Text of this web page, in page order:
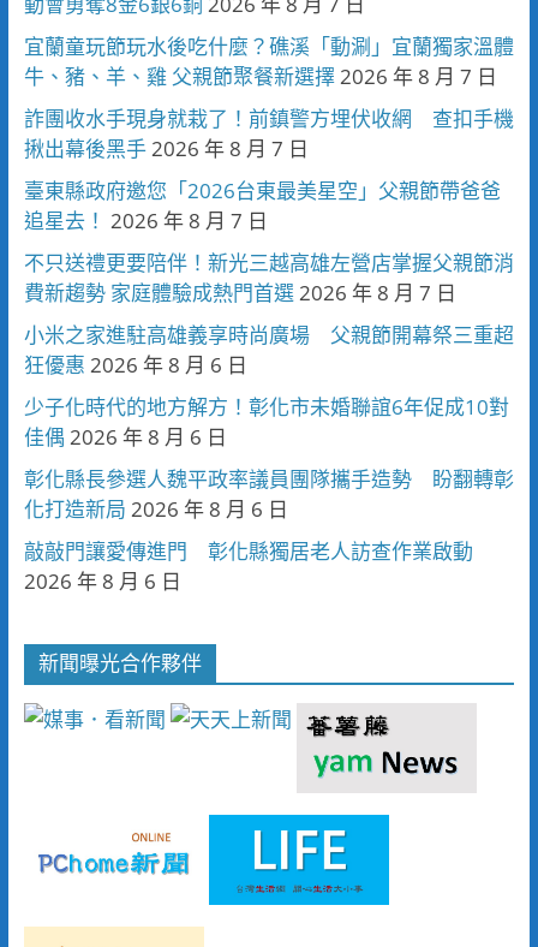
宜蘭童玩節玩水後吃什麼？礁溪「動涮」宜蘭獨家溫體
牛、豬、羊、雞 父親節聚餐新選擇 2026 年 8 月 7 日
詐團收水手現身就栽了！前鎮警方埋伏收網 查扣手機
揪出幕後黑手 2026 年 8 月 7 日
臺東縣政府邀您「2026台東最美星空」父親節帶爸爸
追星去！ 2026 年 8 月 7 日
不只送禮更要陪伴！新光三越高雄左營店掌握父親節消
費新趨勢 家庭體驗成熱門首選 2026 年 8 月 7 日
小米之家進駐高雄義享時尚廣場 父親節開幕祭三重超
狂優惠 2026 年 8 月 6 日
少子化時代的地方解方！彰化市未婚聯誼6年促成10對
佳偶 2026 年 8 月 6 日
彰化縣長參選人魏平政率議員團隊攜手造勢 盼翻轉彰
化打造新局 2026 年 8 月 6 日
敲敲門讓愛傳進門 彰化縣獨居老人訪查作業啟動
2026 年 8 月 6 日
新聞曝光合作夥伴